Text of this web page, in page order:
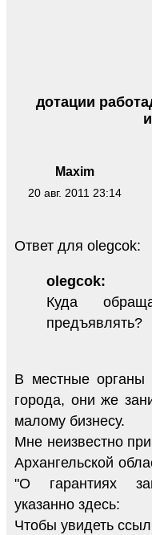
Maxim
20 авг. 2011 23:14
дотации
Ответ для olegcok:
olegcok:
Куда
предъявлять?
В местные
города, они же
малому бизнесу.
Мне неизвестно
Архангельской
"О гарантиях
указанно здесь:
Чтобы увидеть